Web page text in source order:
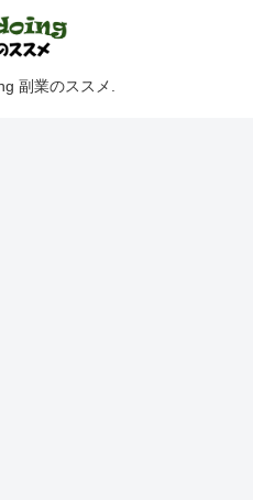
副業のススメ.